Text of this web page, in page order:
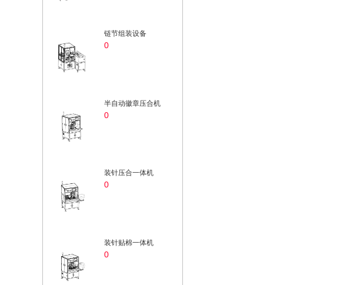
链节组装设备
0
半自动徽章压合机
0
装针压合一体机
0
装针贴棉一体机
0